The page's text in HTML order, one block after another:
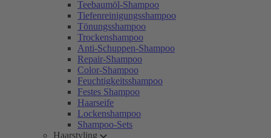
Teebaumöl-Shampoo
Tiefenreinigungsshampoo
Tönungsshampoo
Trockenshampoo
Anti-Schuppen-Shampoo
Repair-Shampoo
Color-Shampoo
Feuchtigkeitsshampoo
Festes Shampoo
Haarseife
Lockenshampoo
Shampoo-Sets
Haarstyling